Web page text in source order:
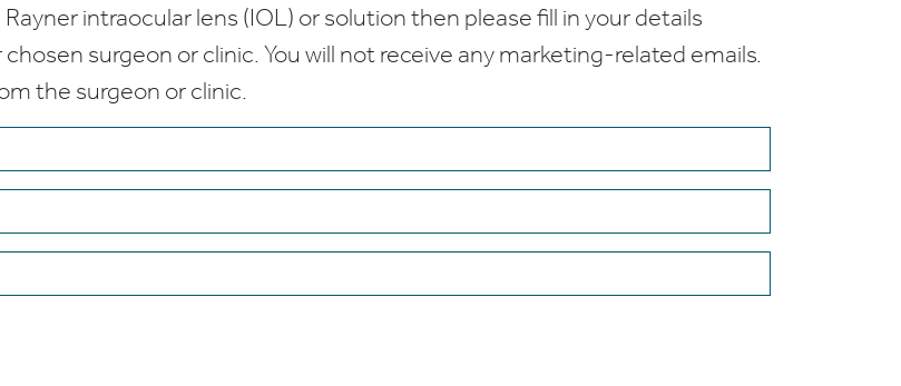
intraocular lens (IOL) or solution then please fill in your details
surgeon or clinic. You will not receive any marketing-related emails.
the surgeon or clinic.